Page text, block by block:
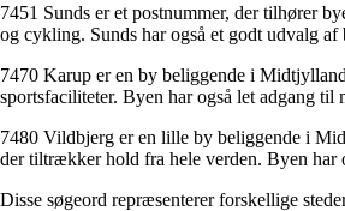
7451 Sunds er et postnummer, der tilhører
og cykling. Sunds har også et godt udvalg af
7470 Karup er en by beliggende i
sportsfaciliteter. Byen har også let adgang til
7480 Vildbjerg er en lille by beliggende i
der tiltrækker hold fra hele verden. Byen har
Disse søgeord repræsenterer forskellige